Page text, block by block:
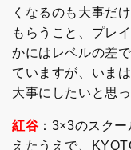
くなるのも大事だ
もらうこと、プレ
かにはレベルの差
ていますが、いま
大事にしたいと思っ
紅谷 ：3×3のスク
えたうえで、